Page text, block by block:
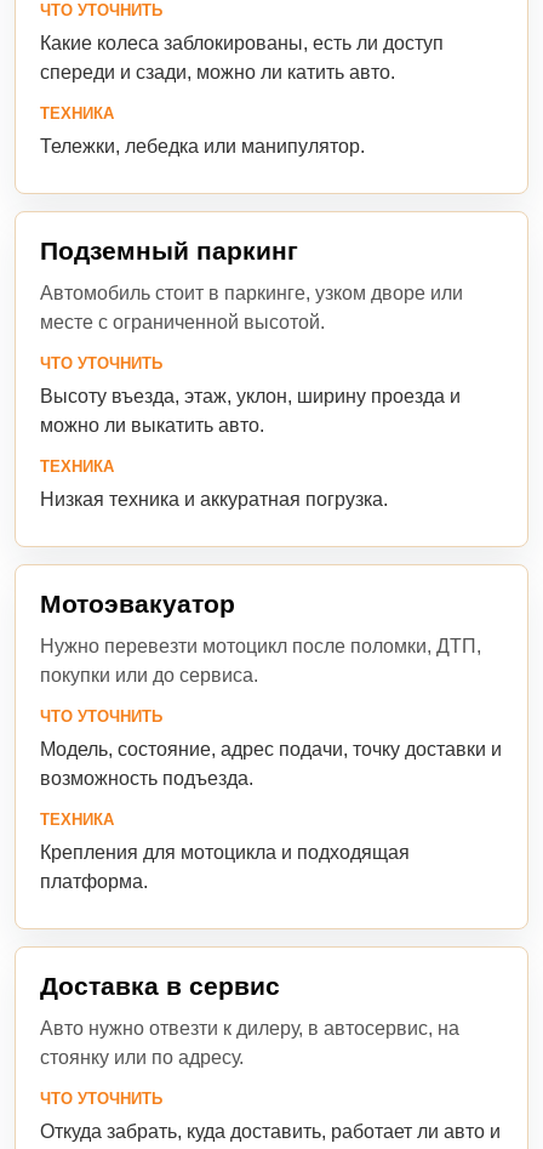
ЧТО УТОЧНИТЬ
Какие колеса заблокированы, есть ли доступ
спереди и сзади, можно ли катить авто.
ТЕХНИКА
Тележки, лебедка или манипулятор.
Подземный паркинг
Автомобиль стоит в паркинге, узком дворе или
месте с ограниченной высотой.
ЧТО УТОЧНИТЬ
Высоту въезда, этаж, уклон, ширину проезда и
можно ли выкатить авто.
ТЕХНИКА
Низкая техника и аккуратная погрузка.
Мотоэвакуатор
Нужно перевезти мотоцикл после поломки, ДТП,
покупки или до сервиса.
ЧТО УТОЧНИТЬ
Модель, состояние, адрес подачи, точку доставки и
возможность подъезда.
ТЕХНИКА
Крепления для мотоцикла и подходящая
платформа.
Доставка в сервис
Авто нужно отвезти к дилеру, в автосервис, на
стоянку или по адресу.
ЧТО УТОЧНИТЬ
Откуда забрать, куда доставить, работает ли авто и